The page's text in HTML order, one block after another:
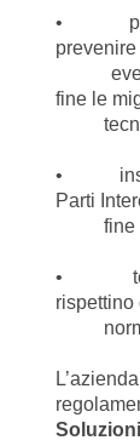
•
eventi
fine le
•
Parti
fine di
•
rispettino